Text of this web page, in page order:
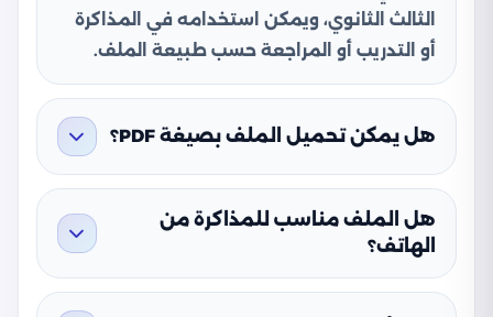
الثالث الثانوي، ويمكن استخدامه في المذاكرة
أو التدريب أو المراجعة حسب طبيعة الملف.
هل يمكن تحميل الملف بصيغة PDF؟
هل الملف مناسب للمذاكرة من
الهاتف؟